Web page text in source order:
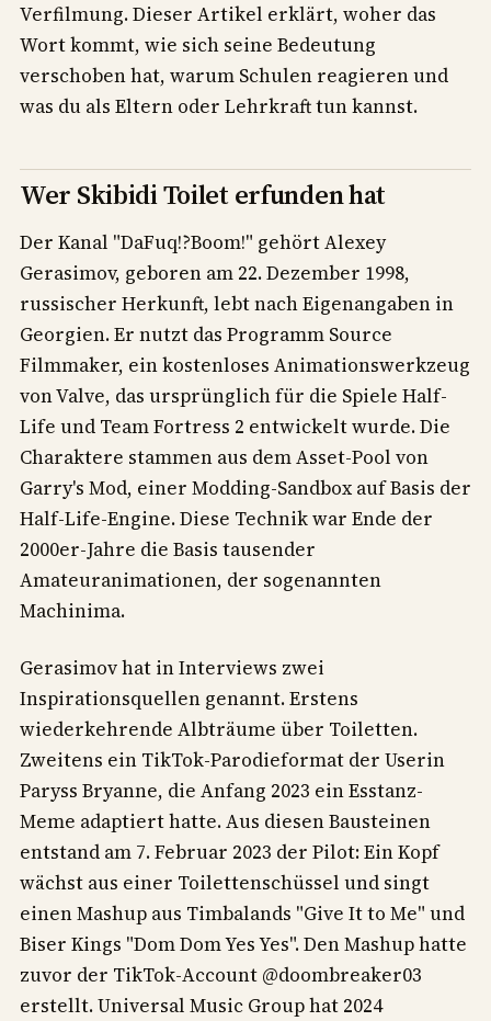
Verfilmung. Dieser Artikel erklärt, woher das
Wort kommt, wie sich seine Bedeutung
verschoben hat, warum Schulen reagieren und
was du als Eltern oder Lehrkraft tun kannst.
Wer Skibidi Toilet erfunden hat
Der Kanal "DaFuq!?Boom!" gehört Alexey
Gerasimov, geboren am 22. Dezember 1998,
russischer Herkunft, lebt nach Eigenangaben in
Georgien. Er nutzt das Programm Source
Filmmaker, ein kostenloses Animationswerkzeug
von Valve, das ursprünglich für die Spiele Half-
Life und Team Fortress 2 entwickelt wurde. Die
Charaktere stammen aus dem Asset-Pool von
Garry's Mod, einer Modding-Sandbox auf Basis der
Half-Life-Engine. Diese Technik war Ende der
2000er-Jahre die Basis tausender
Amateuranimationen, der sogenannten
Machinima.
Gerasimov hat in Interviews zwei
Inspirationsquellen genannt. Erstens
wiederkehrende Albträume über Toiletten.
Zweitens ein TikTok-Parodieformat der Userin
Paryss Bryanne, die Anfang 2023 ein Esstanz-
Meme adaptiert hatte. Aus diesen Bausteinen
entstand am 7. Februar 2023 der Pilot: Ein Kopf
wächst aus einer Toilettenschüssel und singt
einen Mashup aus Timbalands "Give It to Me" und
Biser Kings "Dom Dom Yes Yes". Den Mashup hatte
zuvor der TikTok-Account @doombreaker03
erstellt. Universal Music Group hat 2024